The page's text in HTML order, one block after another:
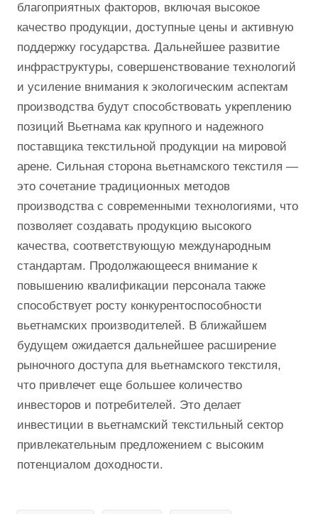
благоприятных факторов, включая высокое
качество продукции, доступные цены и активную
поддержку государства. Дальнейшее развитие
инфраструктуры, совершенствование технологий
и усиление внимания к экологическим аспектам
производства будут способствовать укреплению
позиций Вьетнама как крупного и надежного
поставщика текстильной продукции на мировой
арене. Сильная сторона вьетнамского текстиля ―
это сочетание традиционных методов
производства с современными технологиями, что
позволяет создавать продукцию высокого
качества, соответствующую международным
стандартам. Продолжающееся внимание к
повышению квалификации персонала также
способствует росту конкурентоспособности
вьетнамских производителей. В ближайшем
будущем ожидается дальнейшее расширение
рыночного доступа для вьетнамского текстиля,
что привлечет еще большее количество
инвесторов и потребителей. Это делает
инвестиции в вьетнамский текстильный сектор
привлекательным предложением с высоким
потенциалом доходности.